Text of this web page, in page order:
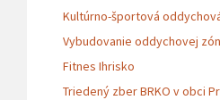
Kultúrno-športová
Vybudovanie oddychovej
Fitnes Ihrisko
Triedený zber BRKO v obci